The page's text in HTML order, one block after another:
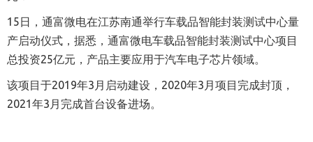
15日，通富微电在江苏南通举行车载品智能封装测试中心量
产启动仪式，据悉，通富微电车载品智能封装测试中心项目
总投资25亿元，产品主要应用于汽车电子芯片领域。
该项目于2019年3月启动建设，2020年3月项目完成封顶，
2021年3月完成首台设备进场。